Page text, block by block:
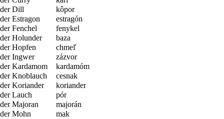
der Dill
kôpor
der Estragon
estragón
der Fenchel
fenykel
der Holunder
baza
der Hopfen
chmeľ
der Ingwer
zázvor
der Kardamom
kardamóm
der Knoblauch
cesnak
der Koriander
koriander
der Lauch
pór
der Majoran
majorán
der Mohn
mak